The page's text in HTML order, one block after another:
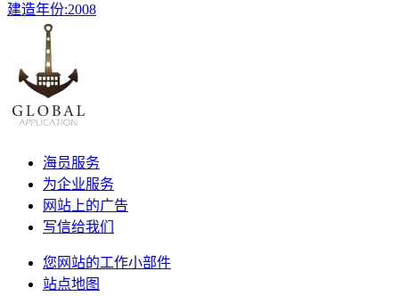
建造年份:2008
海员服务
为企业服务
网站上的广告
写信给我们
您网站的工作小部件
站点地图